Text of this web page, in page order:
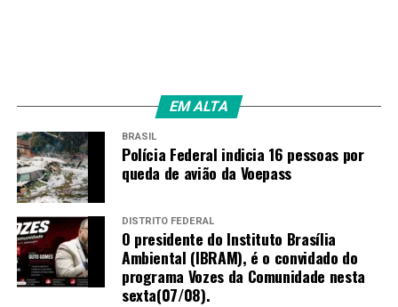
EM ALTA
BRASIL
Polícia Federal indicia 16 pessoas por
queda de avião da Voepass
DISTRITO FEDERAL
O presidente do Instituto Brasília
Ambiental (IBRAM), é o convidado do
programa Vozes da Comunidade nesta
sexta(07/08).